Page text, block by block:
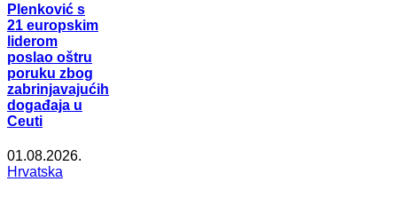
Plenković s
21 europskim
liderom
poslao oštru
poruku zbog
zabrinjavajućih
događaja u
Ceuti
01.08.2026.
Hrvatska